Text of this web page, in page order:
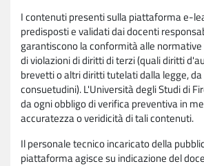
I contenuti presenti sulla piattaforma e-
predisposti e validati dai docenti
garantiscono la conformità alle
di violazioni di diritti di terzi (quali diritti
brevetti o altri diritti tutelati dalla legge,
consuetudini). L'Università degli Studi di
da ogni obbligo di verifica preventiva in
accuratezza o veridicità di tali contenuti.
Il personale tecnico incaricato della
piattaforma agisce su indicazione del